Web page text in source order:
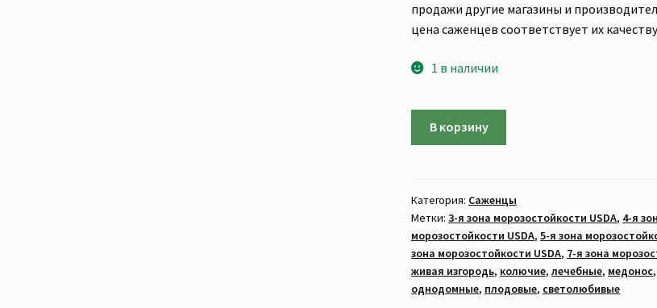
продажи другие магазины и
цена саженцев соответствует их
1 в наличии
(САЖЕНЦЫ.
Морозостойкость
до
-40°C)
В корзину
Категория: Саженцы
Метки:3-я зона морозостойкости USDA, 4-я
морозостойкости USDA,5-я зона
зона морозостойкости USDA, 7-я зона
живая изгородь, колючие,лечебные, медонос,
однодомные, плодовые, светолюбивые